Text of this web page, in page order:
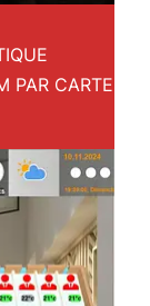
PAR CARTE